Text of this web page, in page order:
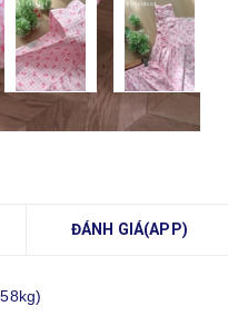
ĐÁNH GIÁ(APP)